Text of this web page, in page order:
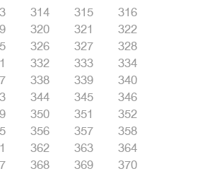
314 315
316
320 321
322
326 327
328
332 333
334
338 339
340
344 345
346
350 351
352
356 357
358
362 363
364
368 369
370